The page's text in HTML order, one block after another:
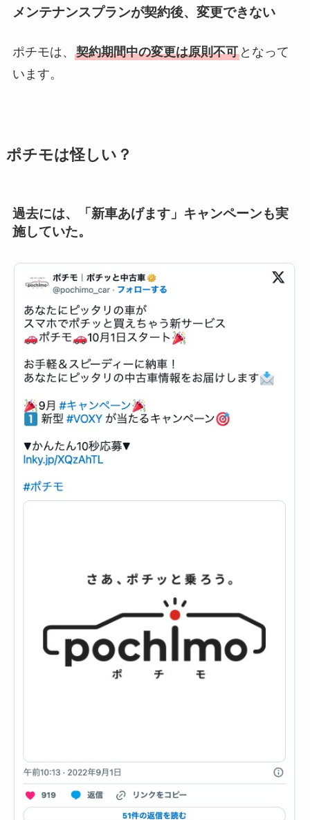
メンテナンスプランが契約後、変更できない
ポチモは、 契約期間中の変更は原則不可となって
います。
ポチモは怪しい？
過去には、「新車あげます」キャンペーンも実
施していた。